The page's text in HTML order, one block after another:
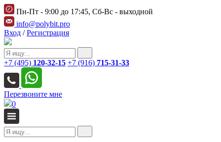
Пн-Пт - 9:00 до 17:45, Сб-Вс - выходной
info@polybit.pro
Вход /Регистрация
+7 (495) 120-32-15 +7 (916) 715-31-33
Перезвоните мне
0